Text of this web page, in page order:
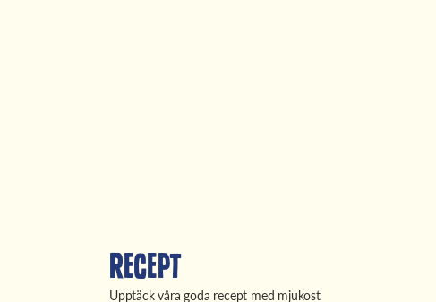
Recept
Upptäck våra goda recept med mjukost